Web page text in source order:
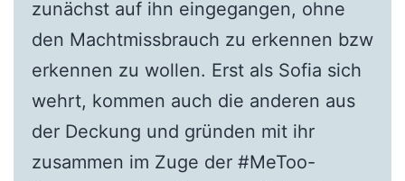
zunächst auf ihn eingegangen, ohne
den Machtmissbrauch zu erkennen bzw
erkennen zu wollen. Erst als Sofia sich
wehrt, kommen auch die anderen aus
der Deckung und gründen mit ihr
zusammen im Zuge der #MeToo-